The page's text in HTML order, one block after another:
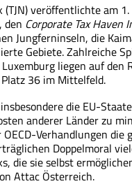
(TJN) veröffentlichte am
den Corporate Tax Haven
Jungferninseln, die
Gebiete. Zahlreiche
liegen auf
36 im Mittelfeld.
die EU-
anderer Länder zu
Verhandlungen
Doppelmoral
die sie selbst
Attac Österreich.